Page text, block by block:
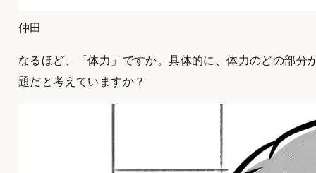
仲田
なるほど、「体力」ですか。具体的に、体力のどの部分
題だと考えていますか？